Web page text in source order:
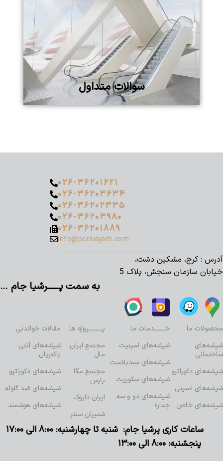
سوالات متداول
۰۲۶-۳۶۲۰۱۶۲۱
۰۲۶-۳۶۲۰۳۶۳۴
۰۲۶-۳۶۲۰۲۳۳۵
۰۲۶-۳۶۲۰۳۹۸۰
۰۲۶-۳۶۲۰۱۸۸۹
info@persiajam.com
آدرس : کرج، مشکین دشت،
خیابان سازمان سنجش، پلاک 5
به سمت پــــــرشیا جام …
محصولات ما
شیشه‌های
ساختمانی
شیشه‌های دکوراتیو
شیشه‌های امنیتی
شیشه‌های خاص
خـــــــدمات ما
شیشه‌های لمینیت
شیشه‌های سندبلاست
شیشه‌های سکوریت
شیشه‌های دو و سه
جداره
پـــــــــروژه ها
مجتمع ایران
مال
مجتمع مگا
پارس
ایران داروک
شمیران سنتر
مقالات خواندنی
شیشه‌های آنتی
باکتریال
شیشه‌های دکوراتیو
شیشه‌های ضد گلوله
شیشه‌های هوشمند
ساعات کاری پرشیا جام: شنبه تا چهارشنبه: ۸:۰۰ الی ۱۷:۰۰
پنجشنبه: ۸:۰۰ الی ۱۳:۰۰